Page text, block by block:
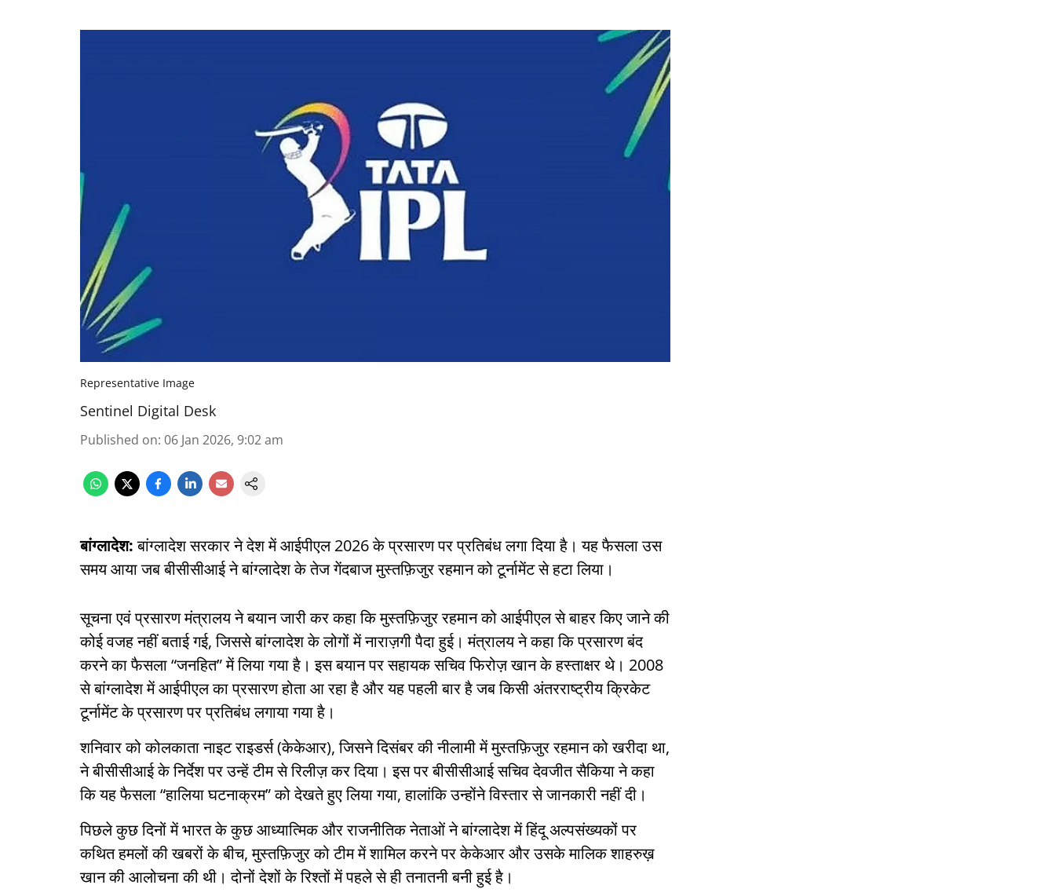
Representative Image
Sentinel Digital Desk
Published on: 06 Jan 2026, 9:02 am
बांग्लादेश:बांग्लादेश सरकार ने देश में आईपीएल 2026 के प्रसारण पर प्रतिबंध लगा दिया है। यह फैसला उस
समय आया जब बीसीसीआई ने बांग्लादेश के तेज गेंदबाज मुस्तफ़िजुर रहमान को टूर्नामेंट से हटा लिया।
सूचना एवं प्रसारण मंत्रालय ने बयान जारी कर कहा कि मुस्तफ़िजुर रहमान को आईपीएल से बाहर किए जाने की
कोई वजह नहीं बताई गई, जिससे बांग्लादेश के लोगों में नाराज़गी पैदा हुई। मंत्रालय ने कहा कि प्रसारण बंद
करने का फैसला “जनहित” में लिया गया है। इस बयान पर सहायक सचिव फिरोज़ खान के हस्ताक्षर थे। 2008
से बांग्लादेश में आईपीएल का प्रसारण होता आ रहा है और यह पहली बार है जब किसी अंतरराष्ट्रीय क्रिकेट
टूर्नामेंट के प्रसारण पर प्रतिबंध लगाया गया है।
शनिवार को कोलकाता नाइट राइडर्स (केकेआर), जिसने दिसंबर की नीलामी में मुस्तफ़िजुर रहमान को खरीदा था,
ने बीसीसीआई के निर्देश पर उन्हें टीम से रिलीज़ कर दिया। इस पर बीसीसीआई सचिव देवजीत सैकिया ने कहा
कि यह फैसला “हालिया घटनाक्रम” को देखते हुए लिया गया, हालांकि उन्होंने विस्तार से जानकारी नहीं दी।
पिछले कुछ दिनों में भारत के कुछ आध्यात्मिक और राजनीतिक नेताओं ने बांग्लादेश में हिंदू अल्पसंख्यकों पर
कथित हमलों की खबरों के बीच, मुस्तफ़िजुर को टीम में शामिल करने पर केकेआर और उसके मालिक शाहरुख़
खान की आलोचना की थी। दोनों देशों के रिश्तों में पहले से ही तनातनी बनी हुई है।